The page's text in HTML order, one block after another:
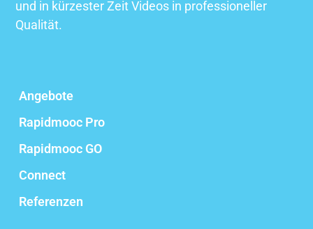
und in kürzester Zeit Videos in professioneller
Qualität.
Angebote
Rapidmooc Pro
Rapidmooc GO
Connect
Referenzen